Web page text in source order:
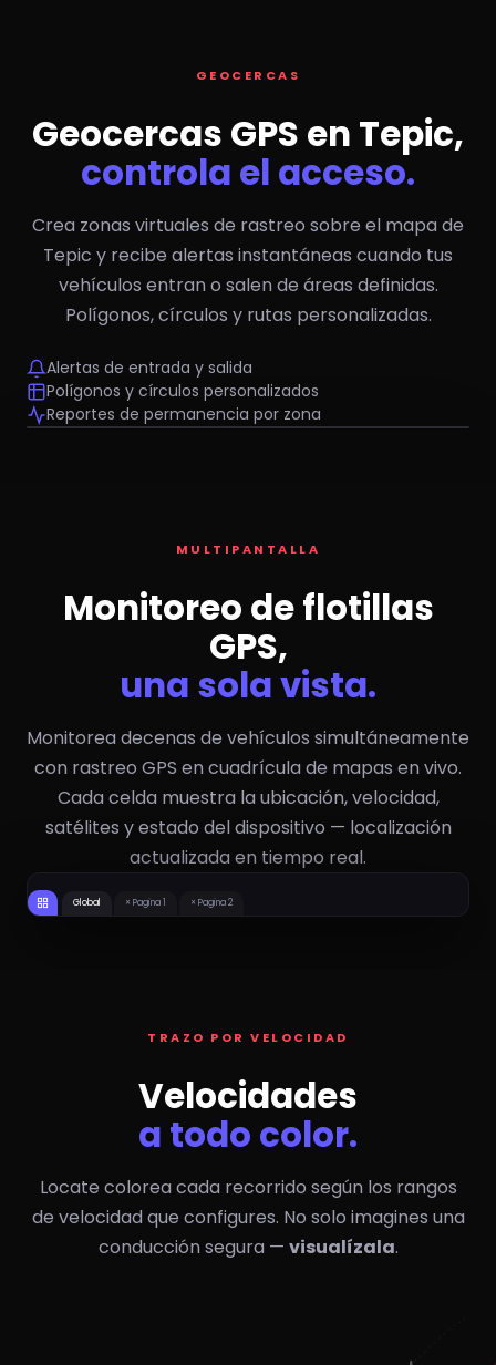
GEOCERCAS
Geocercas GPS en Tepic,
controla el acceso.
Crea zonas virtuales de rastreo sobre el mapa de
Tepic y recibe alertas instantáneas cuando tus
vehículos entran o salen de áreas definidas.
Polígonos, círculos y rutas personalizadas.
Alertas de entrada y salida
Polígonos y círculos personalizados
Reportes de permanencia por zona
MULTIPANTALLA
Monitoreo de flotillas
GPS,
una sola vista.
Monitorea decenas de vehículos simultáneamente
con rastreo GPS en cuadrícula de mapas en vivo.
Cada celda muestra la ubicación, velocidad,
satélites y estado del dispositivo — localización
actualizada en tiempo real.
1316/1408 MX KM/H
Global × Pagina 1 × Pagina 2
TRAZO POR VELOCIDAD
Velocidades
a todo color.
Locate colorea cada recorrido según los rangos
de velocidad que configures. No solo imagines una
conducción segura — visualízala.